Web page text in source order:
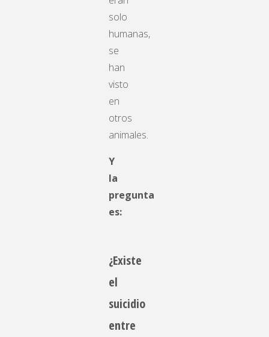
solo
humanas,
se
han
visto
en
otros
animales.
Y
la
pregunta
es:
¿Existe
el
suicidio
entre